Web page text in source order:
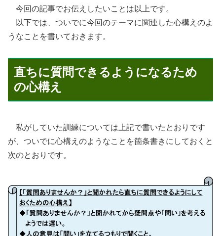
今回の記事でお伝えしたいことは以上です。
以下では、ついでに今回のテーマに関連した心構えのよ
うなことを書いておきます。
直ちに質問できるようになるため
の心構え
私がしていた訓練については上記で書いたとおりです
が、ついでに心構えのようなことを箇条書きにしておくと
次のとおりです。